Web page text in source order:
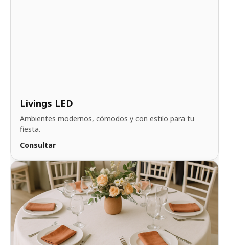
Livings LED
Ambientes modernos, cómodos y con estilo para tu
fiesta.
Consultar